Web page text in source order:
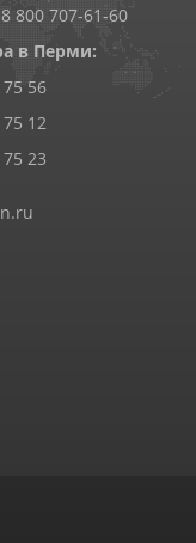
8 800 707-61-60
в Перми:
56
12
23